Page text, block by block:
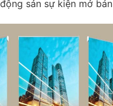
sản sự kiện mở bán